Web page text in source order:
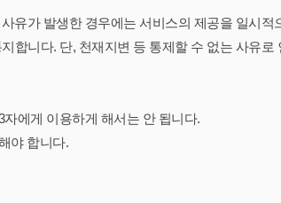
가 발생한 경우에는 서비스의 제공을 일시적
니다. 단, 천재지변 등 통제할 수 없는 사유로
에게 이용하게 해서는 안 됩니다.
야 합니다.